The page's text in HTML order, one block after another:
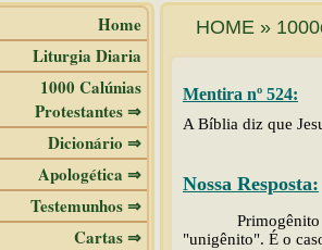
Home
Liturgia Diaria
1000 Calúnias
Protestantes ⇒
Dicionário ⇒
Apologética ⇒
Testemunhos ⇒
Cartas ⇒
HOME »
Mentira nº 524:
A Bíblia diz que
Nossa Resposta:
"unigênito". É o